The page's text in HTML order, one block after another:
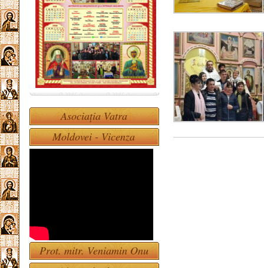
Asociația Vatra
Moldovei - Vicenza
Prot. mitr. Veniamin Onu